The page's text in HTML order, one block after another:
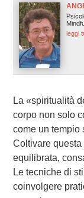
leggi
La «spiritualità
corpo non solo
come un tempio
Coltivare questa
equilibrata,
Le tecniche di
coinvolgere